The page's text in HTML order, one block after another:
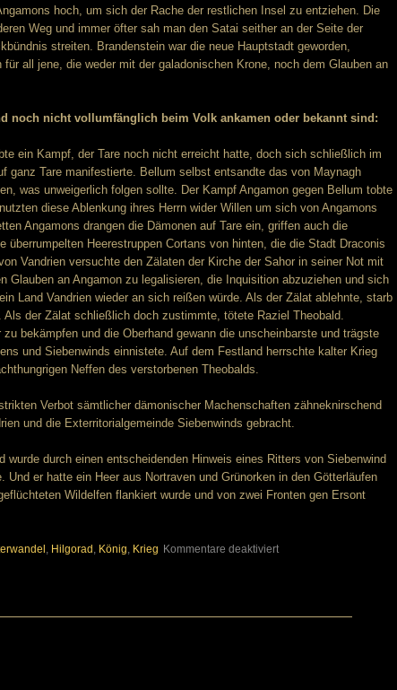
hoch, um sich der Rache der restlichen Insel zu entziehen. Die
Weg und immer öfter sah man den Satai seither an der Seite der
streiten. Brandenstein war die neue Hauptstadt geworden,
all jene, die weder mit der galadonischen Krone, noch dem Glauben an
noch nicht vollumfänglich beim Volk ankamen oder bekannt sind:
ein Kampf, der Tare noch nicht erreicht hatte, doch sich schließlich im
ganz Tare manifestierte. Bellum selbst entsandte das von Maynagh
was unweigerlich folgen sollte. Der Kampf Angamon gegen Bellum tobte
diese Ablenkung ihres Herrn wider Willen um sich von Angamons
Angamons drangen die Dämonen auf Tare ein, griffen auch die
überrumpelten Heerestruppen Cortans von hinten, die die Stadt Draconis
Vandrien versuchte den Zälaten der Kirche der Sahor in seiner Not mit
Glauben an Angamon zu legalisieren, die Inquisition abzuziehen und sich
Land Vandrien wieder an sich reißen würde. Als der Zälat ablehnte, starb
Als der Zälat schließlich doch zustimmte, tötete Raziel Theobald.
bekämpfen und die Oberhand gewann die unscheinbarste und trägste
und Siebenwinds einnistete. Auf dem Festland herrschte kalter Krieg
Neffen des verstorbenen Theobalds.
Verbot sämtlicher dämonischer Machenschaften zähneknirschend
und die Exterritorialgemeinde Siebenwinds gebracht.
wurde durch einen entscheidenden Hinweis eines Ritters von Siebenwind
er hatte ein Heer aus Nortraven und Grünorken in den Götterläufen
Wildelfen flankiert wurde und von zwei Fronten gen Ersont
, Hilgorad , König, Krieg Kommentare deaktiviertfür
und